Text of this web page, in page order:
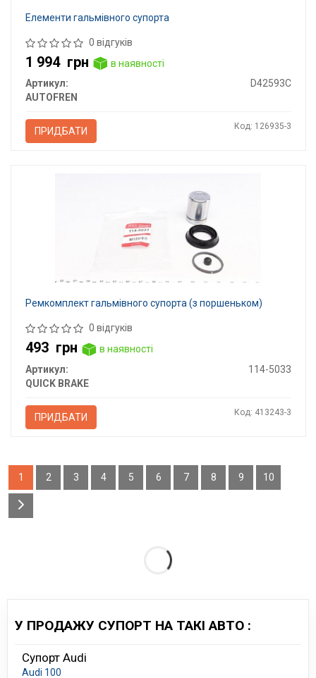
Елементи гальмівного супорта
0 відгуків
1 994 грн
в наявності
Артикул:
D42593C
AUTOFREN
ПРИДБАТИ Код: 126935-3
Ремкомплект гальмівного супорта (з поршеньком)
0 відгуків
493 грн
в наявності
Артикул:
114-5033
QUICK BRAKE
ПРИДБАТИ Код: 413243-3
1 2 3 4 5 6 7 8 9 10
У ПРОДАЖУ СУПОРТ НА ТАКІ АВТО :
Супорт Audi
Audi 100